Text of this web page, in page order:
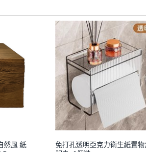
然風 紙
免打孔透明亞克力衛生紙置